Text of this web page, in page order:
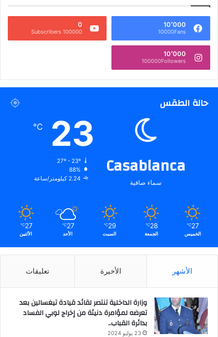
10٬000
10000Fans
0
100000 Subscribers
10٬000
100000Followers
حالة الطقس
Casablanca
سماء صافية
23
℃
27º - 23º
88%
2.24 كيلومتر/ساعة
27
℃
الخميس
28
℃
الجمعة
29
℃
السبت
27
℃
الأحد
27
℃
الأثنين
الأشهر الأخيرة تعليقات
وزارة الداخلية تنتصر لقائد قيادة تيغسالين بعد
تعرضه لمؤامرة دنيئة من إخراج لوبي الفساد
بدائرة القباب..
23 يوليو 2024